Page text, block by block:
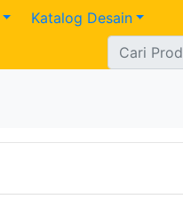
Katalog Desain